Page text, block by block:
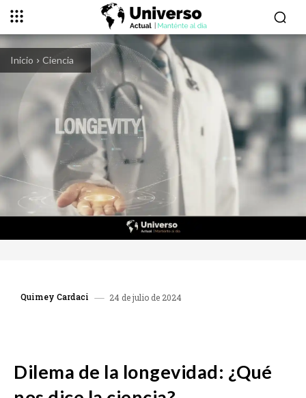
Inicio Ciencia
Quimey Cardaci 24 de julio de 2024
Dilema de la longevidad: ¿Qué